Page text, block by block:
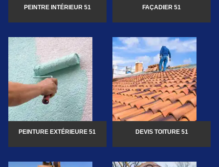
PEINTRE INTÉRIEUR 51 FAÇADIER 51
PEINTURE EXTÉRIEURE 51 DEVIS TOITURE 51